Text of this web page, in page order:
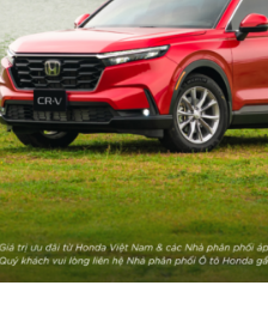
10 của 10